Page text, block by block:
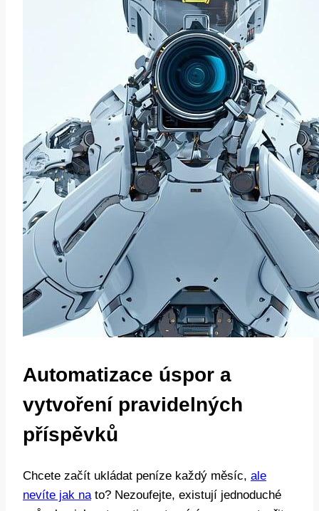
Automatizace úspor a
vytvoření pravidelných
příspěvků
Chcete začít ukládat peníze každý měsíc, ale
nevíte jak nato? Nezoufejte, existují jednoduché